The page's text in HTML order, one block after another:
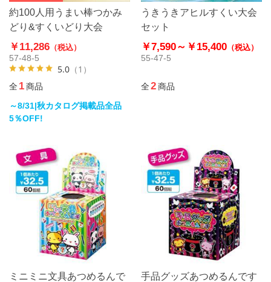
約100人用うまい棒つかみ
どり&すくいどり大会
￥11,286 （税込）
57-48-5
5.0 （1）
全1商品
～8/31|秋カタログ掲載品全品
5％OFF!
うきうきアヒルすくい大会
セット
￥7,590～ ￥15,400（税込）
55-47-5
全2商品
ミニミニ文具あつめるんで
手品グッズあつめるんです